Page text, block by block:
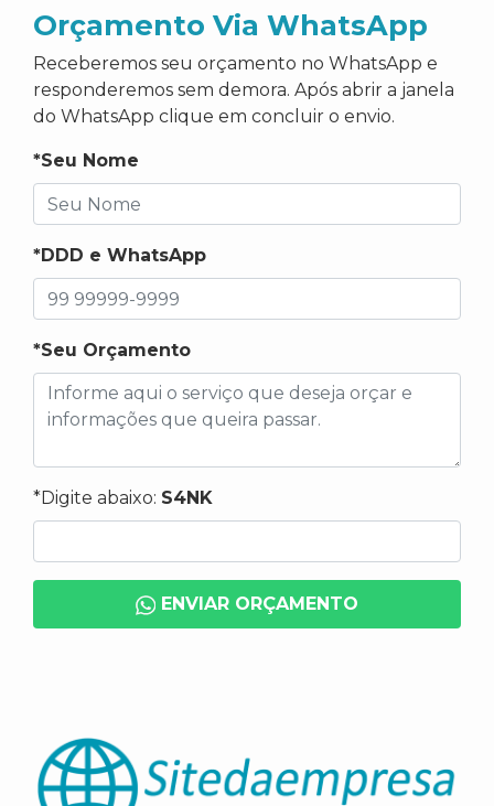
Orçamento Via WhatsApp
Receberemos seu orçamento no WhatsApp e
responderemos sem demora. Após abrir a janela
do WhatsApp clique em concluir o envio.
*Seu Nome
*DDD e WhatsApp
*Seu Orçamento
*Digite abaixo: S4NK
ENVIAR ORÇAMENTO